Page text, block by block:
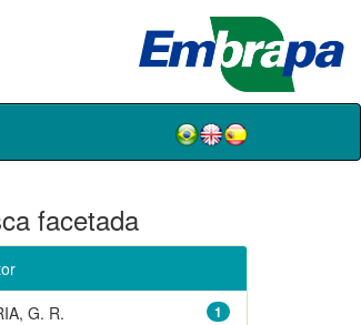
facetada
1
G. R.